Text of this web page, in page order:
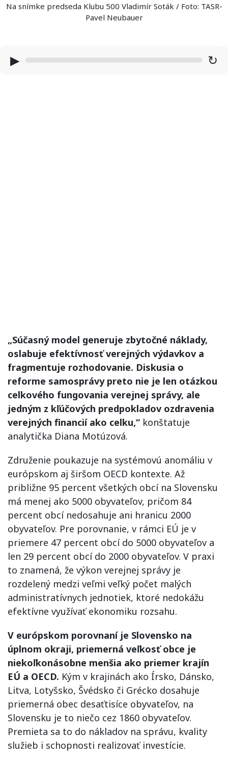
Na snímke predseda Klubu 500 Vladimír Soták / Foto: TASR-
Pavel Neubauer
▶ ↻
„Súčasný model generuje zbytočné náklady,
oslabuje efektívnosť verejných výdavkov a
fragmentuje rozhodovanie. Diskusia o
reforme samosprávy preto nie je len otázkou
celkového fungovania verejnej správy, ale
jedným z kľúčových predpokladov ozdravenia
verejných financií ako celku,“ konštatuje
analytička Diana Motúzová.
Združenie poukazuje na systémovú anomáliu v
európskom aj širšom OECD kontexte. Až
približne 95 percent všetkých obcí na Slovensku
má menej ako 5000 obyvateľov, pričom 84
percent obcí nedosahuje ani hranicu 2000
obyvateľov. Pre porovnanie, v rámci EÚ je v
priemere 47 percent obcí do 5000 obyvateľov a
len 29 percent obcí do 2000 obyvateľov. V praxi
to znamená, že výkon verejnej správy je
rozdelený medzi veľmi veľký počet malých
administratívnych jednotiek, ktoré nedokážu
efektívne využívať ekonomiku rozsahu.
V európskom porovnaní je Slovensko na
úplnom okraji, priemerná veľkosť obce je
niekoľkonásobne menšia ako priemer krajín
EÚ a OECD. Kým v krajinách ako Írsko, Dánsko,
Litva, Lotyšsko, Švédsko či Grécko dosahuje
priemerná obec desaťtisíce obyvateľov, na
Slovensku je to niečo cez 1860 obyvateľov.
Premieta sa to do nákladov na správu, kvality
služieb i schopnosti realizovať investície.